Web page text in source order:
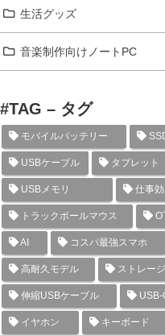
生活グッズ
音楽制作向けノートPC
#TAG – タグ
モバイルバッテリー
USBケーブル タブレット
USBメモリ 仕事効
トラックボールマウス
AI コスパ最強スマホ
高耐久モデル ストレー
伸縮USBケーブル USB-
イヤホン キーボード